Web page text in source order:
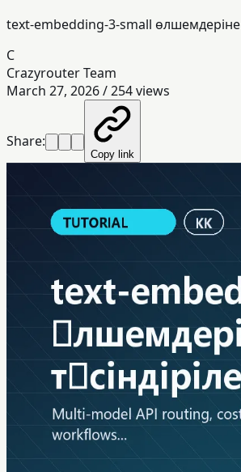
text-embedding-3-small өлшемдеріне
C
Crazyrouter Team
March 27, 2026/254views
Share:
Copy link